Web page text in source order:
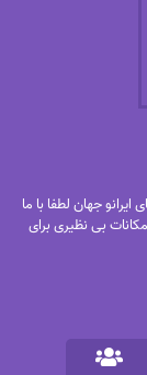
جهان لطفا با ما
بی نظیری برای